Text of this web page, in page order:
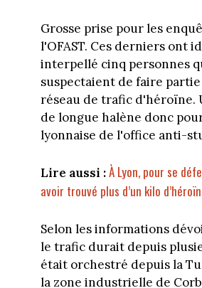
Grosse prise pour les
l'OFAST. Ces derniers ont
interpellé cinq personnes
suspectaient de faire
réseau de trafic d'héroïne.
de longue halène donc
lyonnaise de l'office anti-
Lire aussi : À Lyon, pour se
avoir trouvé plus d’un kilo
Selon les informations
le trafic durait depuis
était orchestré depuis la
la zone industrielle de